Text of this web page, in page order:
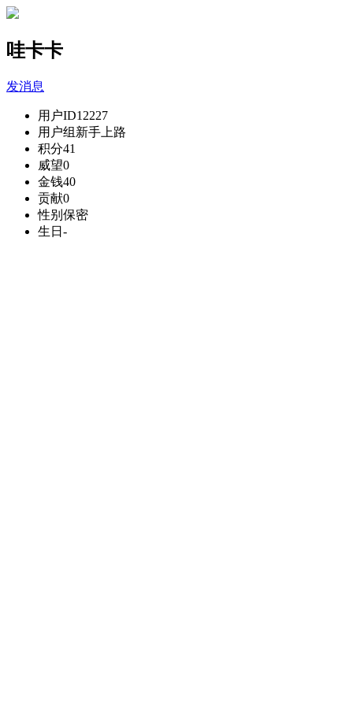
哇卡卡
发消息
用户ID12227
用户组 新手上路
积分41
威望0
金钱40
贡献0
性别 保密
生日 -